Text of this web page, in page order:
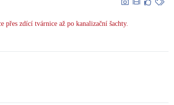
přes zdící tvárnice až po kanalizační šachty.